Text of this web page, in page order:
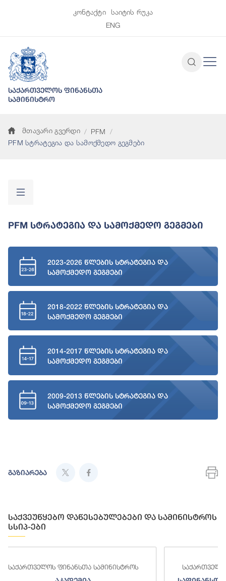
კონტაქტი
საიტის რუკა
ENG
საქართველოს ფინანსთა
სამინისტრო
მთავარი გვერდი
PFM
PFM სტრატეგია და სამოქმედო გეგმები
PFM Სტრატეგია Და Სამოქმედო Გეგმები
2023-2026 წლების სტრატეგია და
სამოქმედო გეგმები
2018-2022 წლების სტრატეგია და
სამოქმედო გეგმები
2014-2017 წლების სტრატეგია და
სამოქმედო გეგმები
2009-2013 წლების სტრატეგია და
სამოქმედო გეგმები
გაზიარება
საქვეუწყებო დაწესებულებები და სამინისტროს
სსიპ-ები
საქართველოს ფინანსთა სამინისტროს